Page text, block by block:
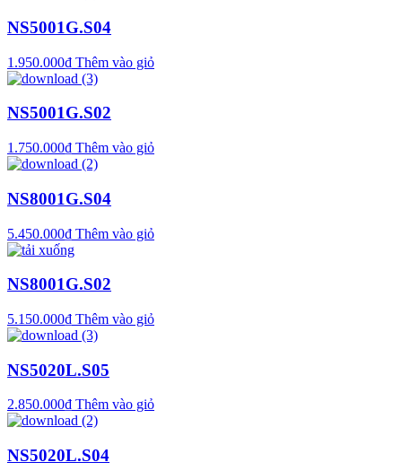
NS5001G.S04
1.950.000₫ Thêm vào giỏ
NS5001G.S02
1.750.000₫ Thêm vào giỏ
NS8001G.S04
5.450.000₫ Thêm vào giỏ
NS8001G.S02
5.150.000₫ Thêm vào giỏ
NS5020L.S05
2.850.000₫ Thêm vào giỏ
NS5020L.S04